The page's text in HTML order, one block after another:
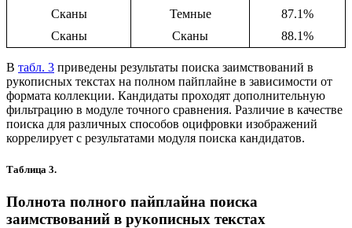
Сканы
Темные
87.1%
Сканы
Сканы 88.1%
В табл. 3 приведены результаты поиска заимствований в
рукописных текстах на полном пайплайне в зависимости от
формата коллекции. Кандидаты проходят дополнительную
фильтрацию в модуле точного сравнения. Различие в качестве
поиска для различных способов оцифровки изображений
коррелирует с результатами модуля поиска кандидатов.
Таблица 3.
Полнота полного пайплайна поиска
заимствований в рукописных текстах